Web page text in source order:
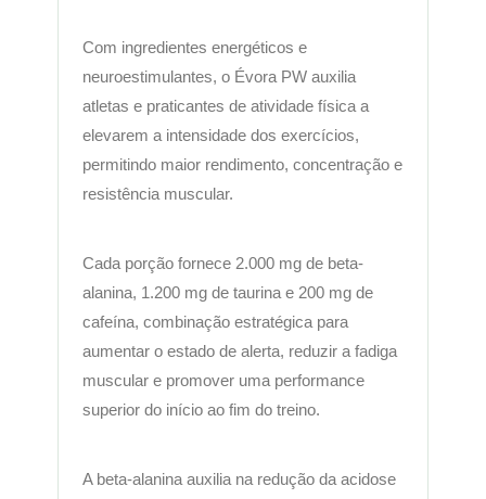
Com ingredientes energéticos e
neuroestimulantes, o Évora PW auxilia
atletas e praticantes de atividade física a
elevarem a intensidade dos exercícios,
permitindo maior rendimento, concentração e
resistência muscular.
Cada porção fornece 2.000 mg de beta-
alanina, 1.200 mg de taurina e 200 mg de
cafeína, combinação estratégica para
aumentar o estado de alerta, reduzir a fadiga
muscular e promover uma performance
superior do início ao fim do treino.
A beta-alanina auxilia na redução da acidose